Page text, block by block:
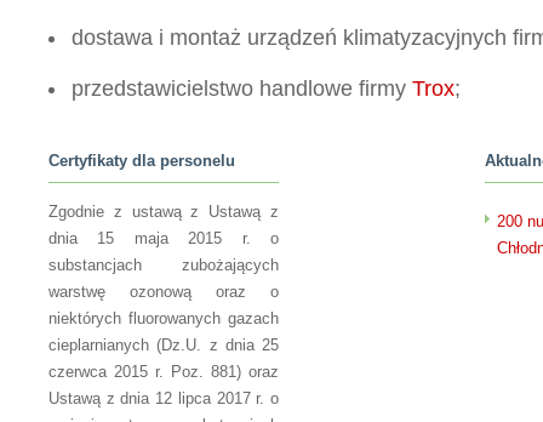
dostawa i montaż urządzeń klimatyzacyjnych
przedstawicielstwo handlowe firmy Trox;
Certyfikaty dla personelu
Zgodnie z ustawą z Ustawą z
dnia 15 maja 2015 r. o
substancjach zubożających
warstwę ozonową oraz o
niektórych fluorowanych gazach
cieplarnianych (Dz.U. z dnia 25
czerwca 2015 r. Poz. 881) oraz
Ustawą z dnia 12 lipca 2017 r. o
200